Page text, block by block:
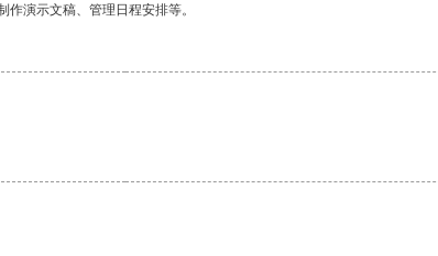
演示文稿、管理日程安排等。